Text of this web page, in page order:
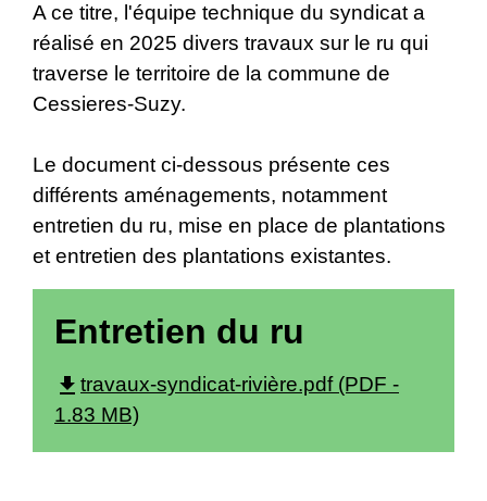
A ce titre, l'équipe technique du syndicat a
réalisé en 2025 divers travaux sur le ru qui
traverse le territoire de la commune de
Cessieres-Suzy.
Le document ci-dessous présente ces
différents aménagements, notamment
entretien du ru, mise en place de plantations
et entretien des plantations existantes.
Entretien du ru
file_download travaux-syndicat-rivière.pdf (PDF -
1.83 MB)